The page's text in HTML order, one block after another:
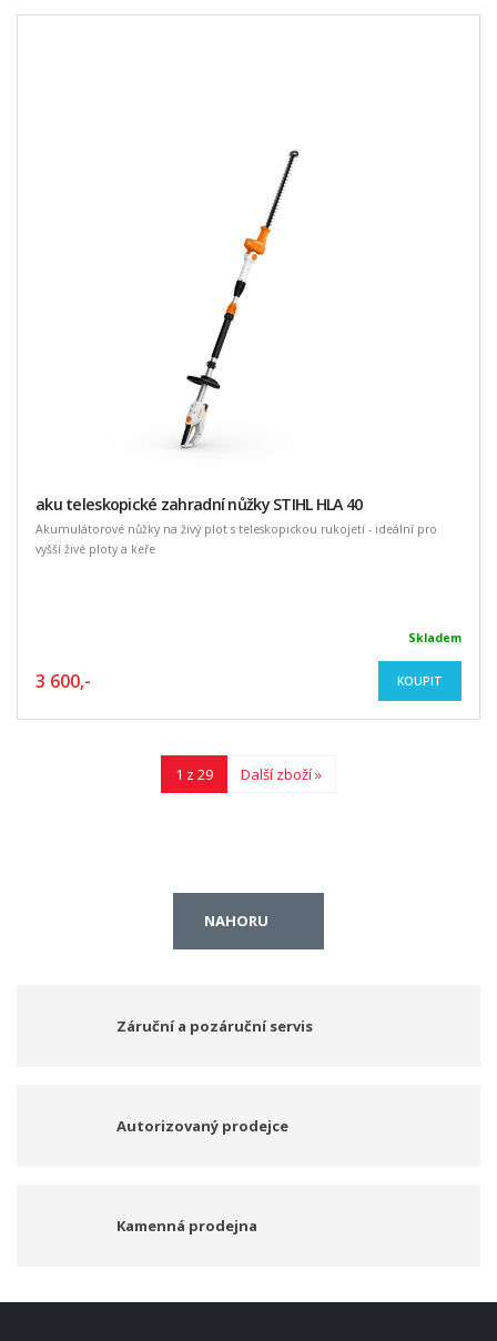
aku teleskopické zahradní nůžky STIHL HLA 40
Akumulátorové nůžky na živý plot s teleskopickou rukojetí - ideální pro
vyšší živé ploty a keře
Skladem
3 600,- KOUPIT
1 z 29 Další zboží »
NAHORU
Záruční a pozáruční servis
Autorizovaný prodejce
Kamenná prodejna